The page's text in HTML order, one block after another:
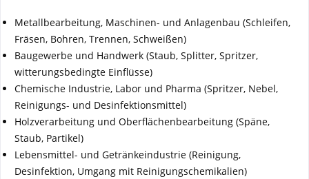
Metallbearbeitung, Maschinen- und Anlagenbau (Schleifen,
Fräsen, Bohren, Trennen, Schweißen)
Baugewerbe und Handwerk (Staub, Splitter, Spritzer,
witterungsbedingte Einflüsse)
Chemische Industrie, Labor und Pharma (Spritzer, Nebel,
Reinigungs- und Desinfektionsmittel)
Holzverarbeitung und Oberflächenbearbeitung (Späne,
Staub, Partikel)
Lebensmittel- und Getränkeindustrie (Reinigung,
Desinfektion, Umgang mit Reinigungschemikalien)